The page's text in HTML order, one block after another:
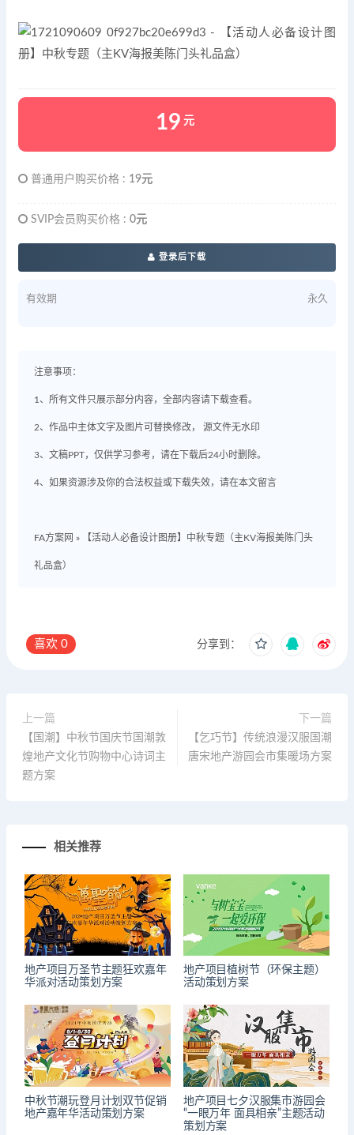
19 元
普通用户购买价格 : 19元
SVIP会员购买价格 : 0元
登录后下载
有效期 永久
注意事项：
1、所有文件只展示部分内容，全部内容请下载查看。
2、作品中主体文字及图片可替换修改， 源文件无水印
3、文稿PPT，仅供学习参考，请在下载后24小时删除。
4、如果资源涉及你的合法权益或下载失效，请在本文留言
FA方案网 » 【活动人必备设计图册】中秋专题（主KV海报美陈门头
礼品盒）
喜欢 0 分享到：
上一篇
【国潮】中秋节国庆节国潮敦
煌地产文化节购物中心诗词主
题方案
下一篇
【乞巧节】传统浪漫汉服国潮
唐宋地产游园会市集暖场方案
相关推荐
地产项目万圣节主题狂欢嘉年
华派对活动策划方案
地产项目植树节（环保主题）
活动策划方案
中秋节潮玩登月计划双节促销
地产嘉年华活动策划方案
地产项目七夕汉服集市游园会
“一眼万年 面具相亲”主题活动
策划方案